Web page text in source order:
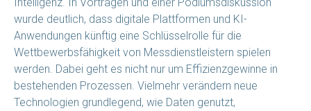
wurde deutlich, dass digitale Plattformen und KI-
Anwendungen künftig eine Schlüsselrolle für die
Wettbewerbsfähigkeit von Messdienstleistern spielen
werden. Dabei geht es nicht nur um Effizienzgewinne in
bestehenden Prozessen. Vielmehr verändern neue
Technologien grundlegend, wie Daten genutzt,